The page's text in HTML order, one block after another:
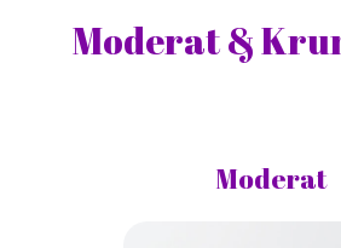
Moderat &
Moderat